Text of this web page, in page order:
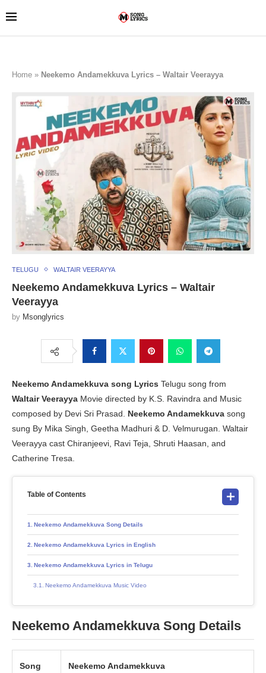
Home » Neekemo Andamekkuva Lyrics – Waltair Veerayya
TELUGU WALTAIR VEERAYYA
Neekemo Andamekkuva Lyrics – Waltair
Veerayya
by Msonglyrics
Neekemo Andamekkuva song Lyrics Telugu song from
Waltair Veerayya Movie directed by K.S. Ravindra and Music
composed by Devi Sri Prasad. Neekemo Andamekkuva song
sung By Mika Singh, Geetha Madhuri & D. Velmurugan. Waltair
Veerayya cast Chiranjeevi, Ravi Teja, Shruti Haasan, and
Catherine Tresa.
Table of Contents
Neekemo Andamekkuva Song Details
Neekemo Andamekkuva Lyrics in English
Neekemo Andamekkuva Lyrics in Telugu
Neekemo Andamekkuva Music Video
Neekemo Andamekkuva Song Details
Song Neekemo Andamekkuva